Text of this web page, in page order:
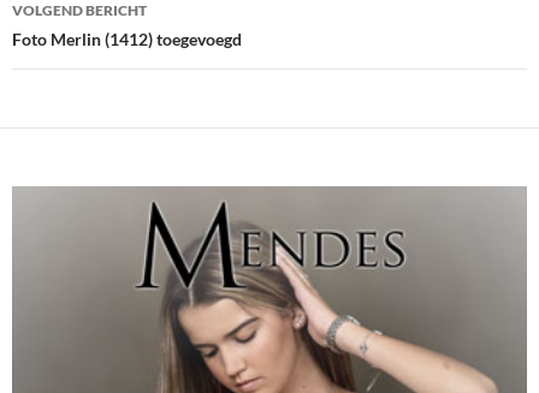
VOLGEND BERICHT
Foto Merlin (1412) toegevoegd